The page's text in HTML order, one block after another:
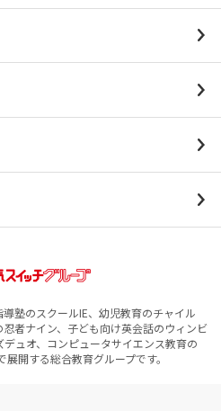
塾のスクールIE、幼児教育のチャイル
者ナイン、子ども向け英会話のウィンビ
ュオ、コンピュータサイエンス教育の
開する総合教育グループです。